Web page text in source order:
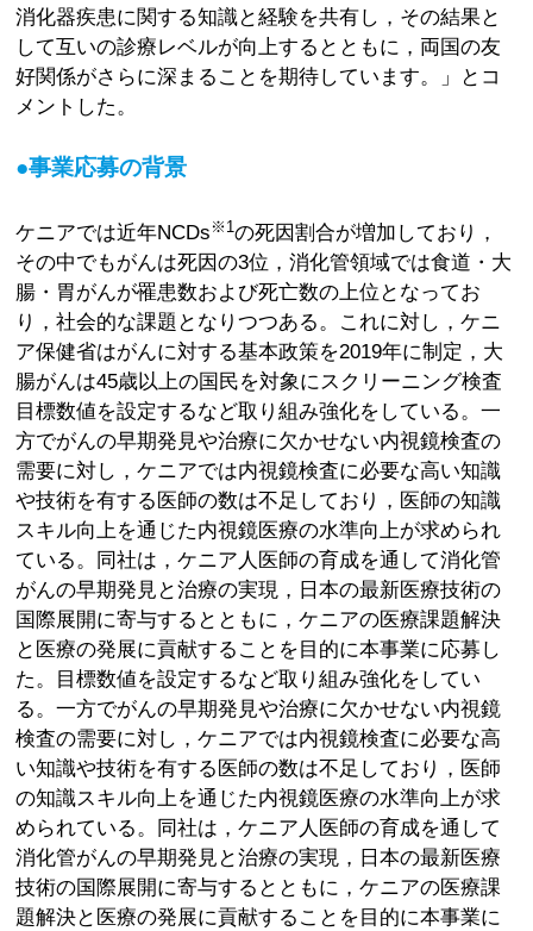
消化器疾患に関する知識と経験を共有し，その結果と
して互いの診療レベルが向上するとともに，両国の友
好関係がさらに深まることを期待しています。」とコ
メントした。
●事業応募の背景
ケニアでは近年NCDs ※1の死因割合が増加しており，
その中でもがんは死因の3位，消化管領域では食道・大
腸・胃がんが罹患数および死亡数の上位となってお
り，社会的な課題となりつつある。これに対し，ケニ
ア保健省はがんに対する基本政策を2019年に制定，大
腸がんは45歳以上の国民を対象にスクリーニング検査
目標数値を設定するなど取り組み強化をしている。一
方でがんの早期発見や治療に欠かせない内視鏡検査の
需要に対し，ケニアでは内視鏡検査に必要な高い知識
や技術を有する医師の数は不足しており，医師の知識
スキル向上を通じた内視鏡医療の水準向上が求められ
ている。同社は，ケニア人医師の育成を通して消化管
がんの早期発見と治療の実現，日本の最新医療技術の
国際展開に寄与するとともに，ケニアの医療課題解決
と医療の発展に貢献することを目的に本事業に応募し
た。目標数値を設定するなど取り組み強化をしてい
る。一方でがんの早期発見や治療に欠かせない内視鏡
検査の需要に対し，ケニアでは内視鏡検査に必要な高
い知識や技術を有する医師の数は不足しており，医師
の知識スキル向上を通じた内視鏡医療の水準向上が求
められている。同社は，ケニア人医師の育成を通して
消化管がんの早期発見と治療の実現，日本の最新医療
技術の国際展開に寄与するとともに，ケニアの医療課
題解決と医療の発展に貢献することを目的に本事業に